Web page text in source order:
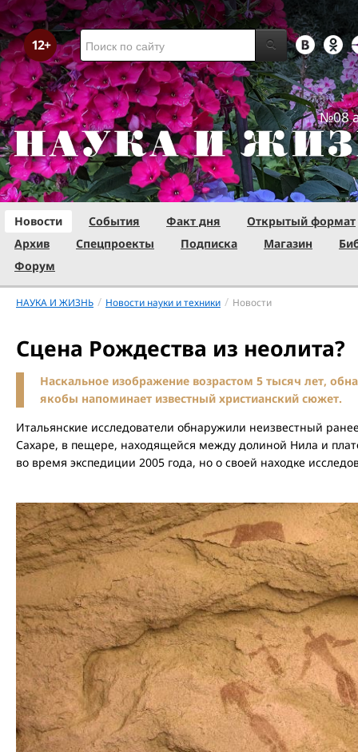
№08
Новости События Факт дня
Открытый формат
Архив
Спецпроекты Подписка Магазин
Форум
НАУКА И ЖИЗНЬ / Новости науки и техники / Новости
Сцена Рождества из неолита?
Наскальное изображение возрастом 5 тысяч лет,
якобы напоминает известный христианский сюжет.
Итальянские исследователи обнаружили неизвестный
Сахаре, в пещере, находящейся между долиной Нила и
во время экспедиции 2005 года, но о своей находке